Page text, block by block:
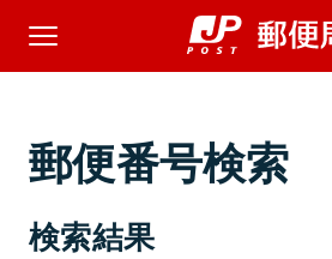
郵便番号検索
検索結果